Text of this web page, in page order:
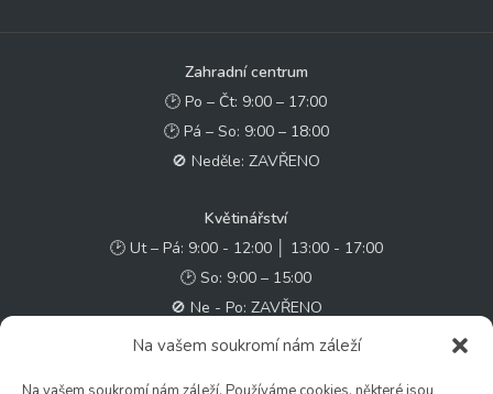
Na vašem soukromí nám záleží
Zahradní centrum
🕑 Po – Čt: 9:00 – 17:00
🕑 Pá – So: 9:00 – 18:00
🚫 Neděle: ZAVŘENO
Květinářství
🕑 Ut – Pá: 9:00 - 12:00 │ 13:00 - 17:00
🕑 So: 9:00 – 15:00
🚫 Ne - Po: ZAVŘENO